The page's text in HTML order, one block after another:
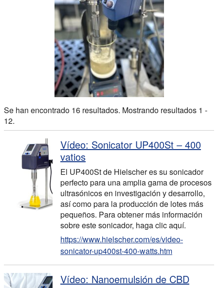
Se han encontrado 16 resultados. Mostrando resultados 1 -
12.
Vídeo: Sonicator UP400St – 400
vatios
El UP400St de Hielscher es su sonicador
perfecto para una amplia gama de procesos
ultrasónicos en investigación y desarrollo,
así como para la producción de lotes más
pequeños. Para obtener más información
sobre este sonicador, haga clic aquí.
https://www.hielscher.com/es/video-
sonicator-up400st-400-watts.htm
Vídeo: Nanoemulsión de CBD